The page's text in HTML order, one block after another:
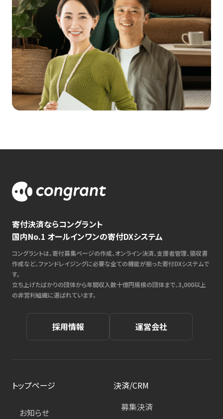
寄付決済ならコングラント
国内No.1 オールインワンの寄付DXシステム
コングラントは、寄付募集ページの作成、オンライン決済、支援者管理、領収書
作成など、ファンドレイジングに必要な全ての機能が揃った寄付DXシステムで
す。
立ち上げたばかりの団体から年間収入数十億円規模の団体まで、3,000以上
の非営利組織に選ばれています。
採用情報 運営会社
トップページ
お知らせ
決済/CRM
募集決済